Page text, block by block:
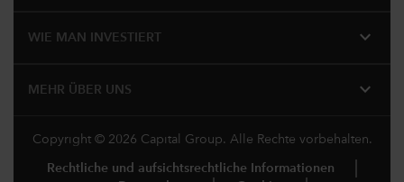
WIE MAN INVESTIERT expand_more
MEHR ÜBER UNS expand_more
Copyright © 2026 Capital Group. Alle Rechte vorbehalten.
Rechtliche und aufsichtsrechtliche Informationen